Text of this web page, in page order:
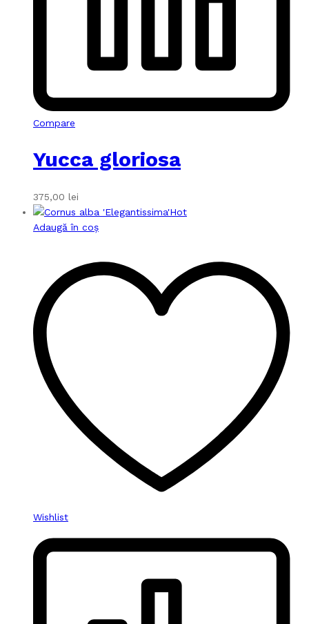
Compare
Yucca gloriosa
375,00 lei
Hot
Adaugă în coș
Wishlist